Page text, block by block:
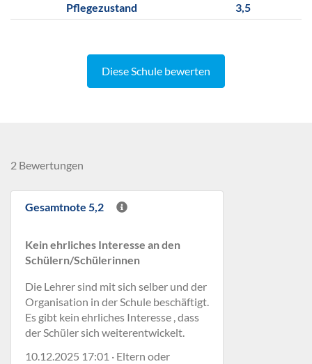
Pflegezustand
3,5
Diese Schule bewerten
2 Bewertungen
Gesamtnote 5,2
Kein ehrliches Interesse an den
Schülern/Schülerinnen
Die Lehrer sind mit sich selber und der
Organisation in der Schule beschäftigt.
Es gibt kein ehrliches Interesse , dass
der Schüler sich weiterentwickelt.
10.12.2025 17:01 · Eltern oder